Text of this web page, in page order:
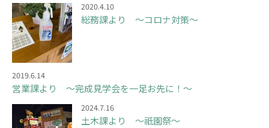
2020.4.10
総務課より ～コロナ対策～
2019.6.14
営業課より ～完成見学会を一足お先に！～
2024.7.16
土木課より ～祇園祭～